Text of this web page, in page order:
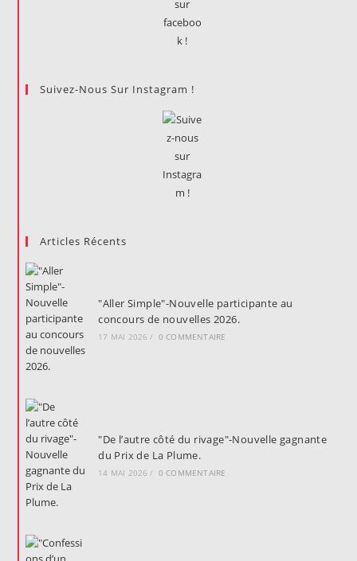
Suivez-Nous Sur Instagram !
Articles Récents
"Aller Simple"-Nouvelle participante au
concours de nouvelles 2026.
17 MAI 2026 / 0 COMMENTAIRE
"De l’autre côté du rivage"-Nouvelle gagnante
du Prix de La Plume.
14 MAI 2026 / 0 COMMENTAIRE